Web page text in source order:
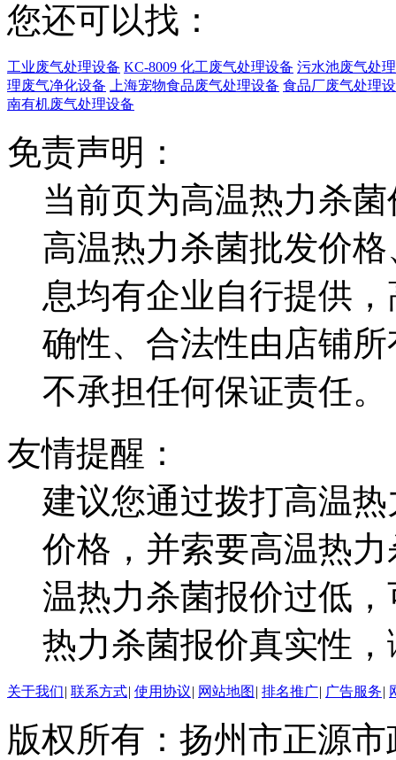
您还可以找：
工业废气处理设备 KC-8009 化工废气处理设备 污水池废气处
理废气净化设备
上海宠物食品废气处理设备 食品厂废气处理
南有机废气处理设备
免责声明：
当前页为高温热力杀
高温热力杀菌批发价
息均有企业自行提供
确性、合法性由店铺
不承担任何保证责任。
友情提醒：
建议您通过拨打高温
价格，并索要高温热
温热力杀菌报价过低
热力杀菌报价真实性
关于我们| 联系方式| 使用协议| 网站地图 | 排名推广| 广告服务|
版权所有：扬州市正源